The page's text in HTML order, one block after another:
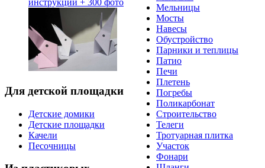
инструкции + 300 фото
Для детской площадки
Детские домики
Детские площадки
Качели
Песочницы
Мельницы
Мосты
Навесы
Обустройство
Парники и теплицы
Патио
Печи
Плетень
Погребы
Поликарбонат
Строительство
Телеги
Тротуарная плитка
Участок
Фонари